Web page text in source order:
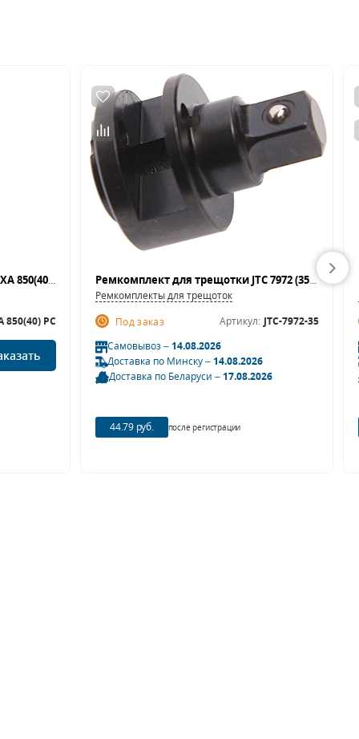
Шкаф архивный со стеклом ШХА 850(40) РС
850(40) РС
Ремкомплект для трещотки JTC 7972 (35) привод JTC 7972-35
Ремкомплекты для трещоток
Под заказ
Артикул: JTC-7972-35
Самовывоз –14.08.2026
Доставка по Минску –14.08.2026
Доставка по Беларуси –17.08.2026
44.79 руб. после регистрации